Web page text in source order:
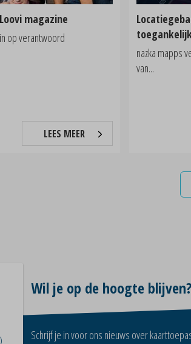
magazine
op verantwoord
LEES MEER
nazka mapps
van...
Wil je op de hoogte blijven?
Schrijf je in voor ons nieuws over